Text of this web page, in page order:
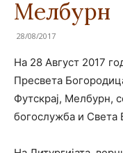
Мелбурн
28/08/2017
На 28 Август 2017
Пресвета
Футскрај, Мелбурн,
богослужба и Света